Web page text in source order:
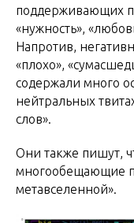
поддерживающих
«нужность»,
Напротив,
«плохо»,
содержали много
нейтральных
слов».
Они также пишут,
многообещающие
метавселенной».